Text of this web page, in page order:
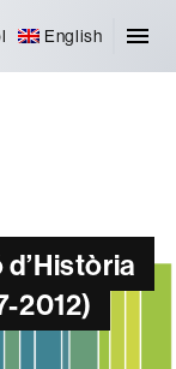
English
2012)